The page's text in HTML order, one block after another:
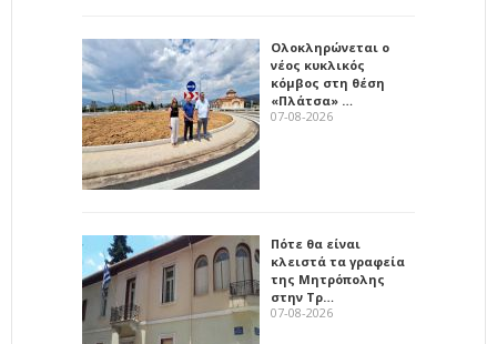
Ολοκληρώνεται ο
νέος κυκλικός
κόμβος στη θέση
«Πλάτσα» …
07-08-2026
Πότε θα είναι
κλειστά τα γραφεία
της Μητρόπολης
στην Τρ…
07-08-2026